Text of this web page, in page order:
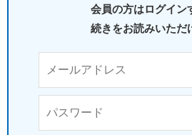
会員の方はログイン
続きをお読みいただ